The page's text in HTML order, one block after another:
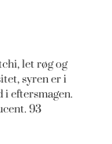
let røg og
syren er i
i eftersmagen.
93